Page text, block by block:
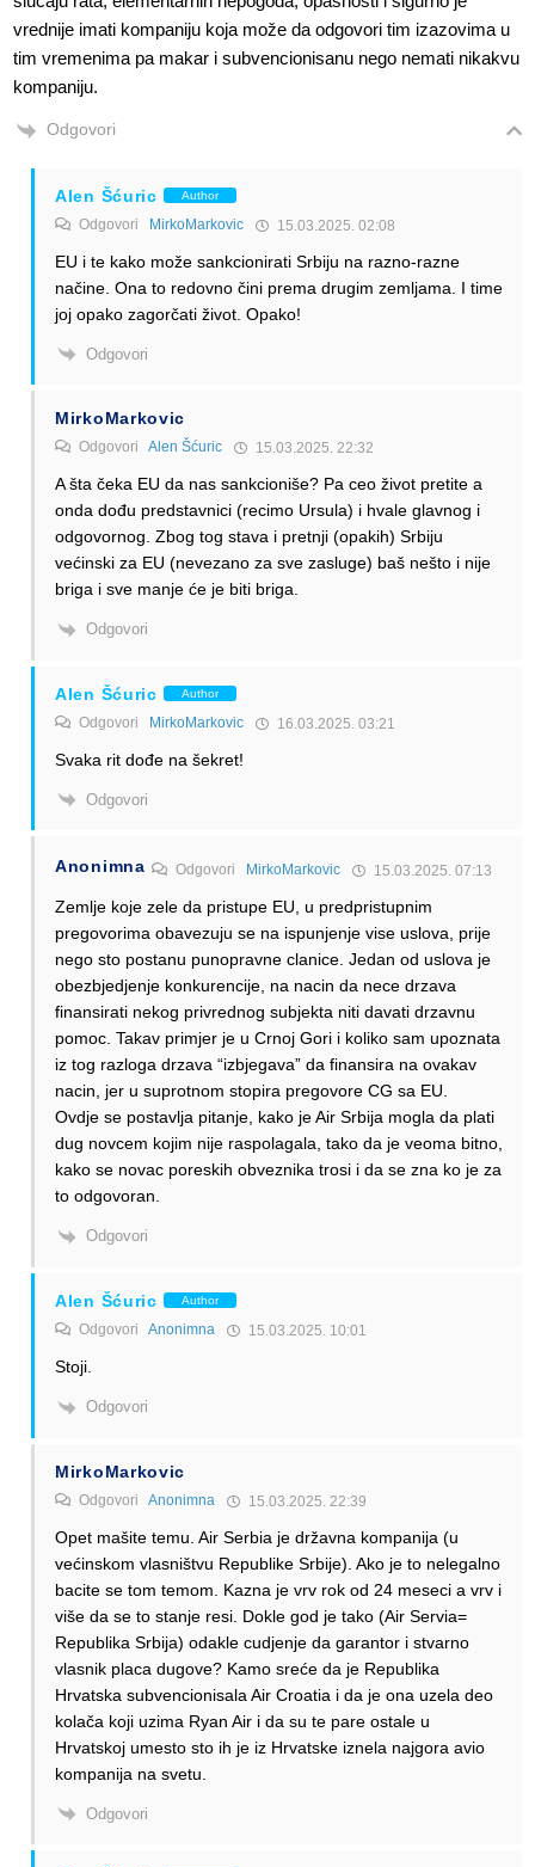
vrednije imati kompaniju koja može da odgovori tim izazovima u
tim vremenima pa makar i subvencionisanu nego nemati nikakvu
kompaniju.
Odgovori
Alen Šćuric Author
Odgovori MirkoMarkovic 15.03.2025. 02:08
EU i te kako može sankcionirati Srbiju na razno-razne
načine. Ona to redovno čini prema drugim zemljama. I time
joj opako zagorčati život. Opako!
Odgovori
MirkoMarkovic
Odgovori Alen Šćuric 15.03.2025. 22:32
A šta čeka EU da nas sankcioniše? Pa ceo život pretite a
onda dođu predstavnici (recimo Ursula) i hvale glavnog i
odgovornog. Zbog tog stava i pretnji (opakih) Srbiju
većinski za EU (nevezano za sve zasluge) baš nešto i nije
briga i sve manje će je biti briga.
Odgovori
Alen Šćuric Author
Odgovori MirkoMarkovic 16.03.2025. 03:21
Svaka rit dođe na šekret!
Odgovori
Anonimna Odgovori MirkoMarkovic 15.03.2025. 07:13
Zemlje koje zele da pristupe EU, u predpristupnim
pregovorima obavezuju se na ispunjenje vise uslova, prije
nego sto postanu punopravne clanice. Jedan od uslova je
obezbjedjenje konkurencije, na nacin da nece drzava
finansirati nekog privrednog subjekta niti davati drzavnu
pomoc. Takav primjer je u Crnoj Gori i koliko sam upoznata
iz tog razloga drzava “izbjegava” da finansira na ovakav
nacin, jer u suprotnom stopira pregovore CG sa EU.
Ovdje se postavlja pitanje, kako je Air Srbija mogla da plati
dug novcem kojim nije raspolagala, tako da je veoma bitno,
kako se novac poreskih obveznika trosi i da se zna ko je za
to odgovoran.
Odgovori
Alen Šćuric Author
Odgovori Anonimna 15.03.2025. 10:01
Stoji.
Odgovori
MirkoMarkovic
Odgovori Anonimna 15.03.2025. 22:39
Opet mašite temu. Air Serbia je državna kompanija (u
većinskom vlasništvu Republike Srbije). Ako je to nelegalno
bacite se tom temom. Kazna je vrv rok od 24 meseci a vrv i
više da se to stanje resi. Dokle god je tako (Air Servia=
Republika Srbija) odakle cudjenje da garantor i stvarno
vlasnik placa dugove? Kamo sreće da je Republika
Hrvatska subvencionisala Air Croatia i da je ona uzela deo
kolača koji uzima Ryan Air i da su te pare ostale u
Hrvatskoj umesto sto ih je iz Hrvatske iznela najgora avio
kompanija na svetu.
Odgovori